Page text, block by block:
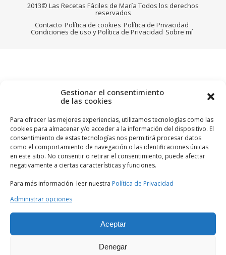
Gestionar el consentimiento
de las cookies
Para ofrecer las mejores experiencias, utilizamos tecnologías como las
cookies para almacenar y/o acceder a la información del dispositivo. El
consentimiento de estas tecnologías nos permitirá procesar datos
como el comportamiento de navegación o las identificaciones únicas
en este sitio. No consentir o retirar el consentimiento, puede afectar
negativamente a ciertas características y funciones.
Para más información leer nuestra Política de Privacidad
Administrar opciones
Aceptar
Denegar
2013© Las Recetas Fáciles de María Todos los derechos
reservados
Contacto Política de cookies Política de Privacidad
Condiciones de uso y Política de Privacidad Sobre mí